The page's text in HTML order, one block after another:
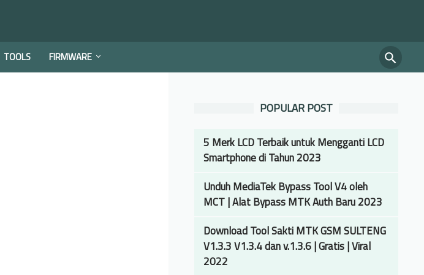
TOOLS FIRMWARE
POPULAR POST
5 Merk LCD Terbaik untuk Mengganti LCD
Smartphone di Tahun 2023
Unduh MediaTek Bypass Tool V4 oleh
MCT | Alat Bypass MTK Auth Baru 2023
Download Tool Sakti MTK GSM SULTENG
V1.3.3 V1.3.4 dan v.1.3.6 | Gratis | Viral
2022